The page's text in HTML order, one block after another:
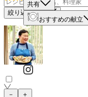
絞り込み検索
共有
おすすめの献立
－ ＋